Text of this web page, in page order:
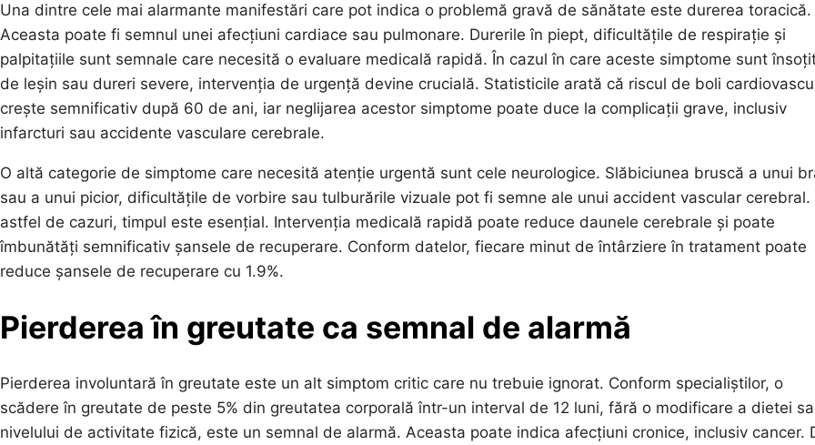
Una dintre cele mai alarmante manifestări care pot indica o problemă gravă de sănătate este durerea toracică.
Aceasta poate fi semnul unei afecțiuni cardiace sau pulmonare. Durerile în piept, dificultățile de respirație și
palpitațiile sunt semnale care necesită o evaluare medicală rapidă. În cazul în care aceste simptome sunt
de leșin sau dureri severe, intervenția de urgență devine crucială. Statisticile arată că riscul de boli
crește semnificativ după 60 de ani, iar neglijarea acestor simptome poate duce la complicații grave, inclusiv
infarcturi sau accidente vasculare cerebrale.
O altă categorie de simptome care necesită atenție urgentă sunt cele neurologice. Slăbiciunea bruscă a unui
sau a unui picior, dificultățile de vorbire sau tulburările vizuale pot fi semne ale unui accident vascular cerebral.
astfel de cazuri, timpul este esențial. Intervenția medicală rapidă poate reduce daunele cerebrale și poate
îmbunătăți semnificativ șansele de recuperare. Conform datelor, fiecare minut de întârziere în tratament poate
reduce șansele de recuperare cu 1.9%.
Pierderea în greutate ca semnal de alarmă
Pierderea involuntară în greutate este un alt simptom critic care nu trebuie ignorat. Conform specialiștilor, o
scădere în greutate de peste 5% din greutatea corporală într-un interval de 12 luni, fără o modificare a dietei
nivelului de activitate fizică, este un semnal de alarmă. Aceasta poate indica afecțiuni cronice, inclusiv cancer.